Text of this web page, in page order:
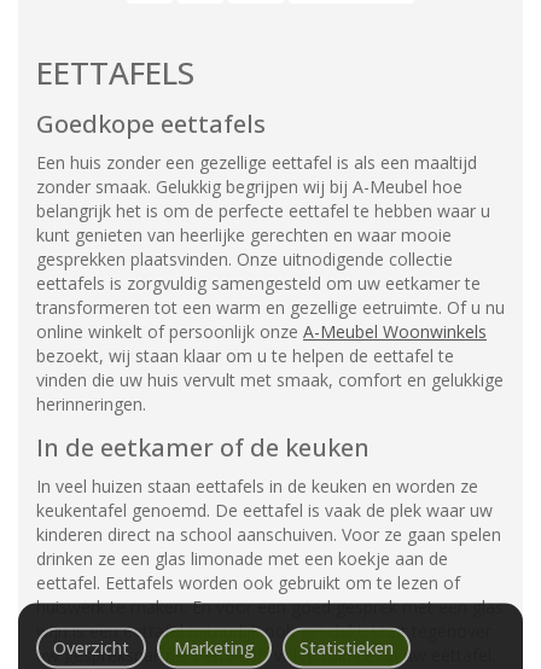
EETTAFELS
Goedkope eettafels
Een huis zonder een gezellige eettafel is als een maaltijd
zonder smaak. Gelukkig begrijpen wij bij A-Meubel hoe
belangrijk het is om de perfecte eettafel te hebben waar u
kunt genieten van heerlijke gerechten en waar mooie
gesprekken plaatsvinden. Onze uitnodigende collectie
eettafels is zorgvuldig samengesteld om uw eetkamer te
transformeren tot een warm en gezellige eetruimte. Of u nu
online winkelt of persoonlijk onze A-Meubel Woonwinkels
bezoekt, wij staan klaar om u te helpen de eettafel te
vinden die uw huis vervult met smaak, comfort en gelukkige
herinneringen.
In de eetkamer of de keuken
In veel huizen staan eettafels in de keuken en worden ze
keukentafel genoemd. De eettafel is vaak de plek waar uw
kinderen direct na school aanschuiven. Voor ze gaan spelen
drinken ze een glas limonade met een koekje aan de
eettafel. Eettafels worden ook gebruikt om te lezen of
huiswerk te maken. En voor een goed gesprek met een glas
wijn is een eettafel natuurlijk ook geschikt. U zit tegenover
uw gesprekspartners en heeft volop ruimte op uw eettafel.
Overzicht Marketing Statistieken